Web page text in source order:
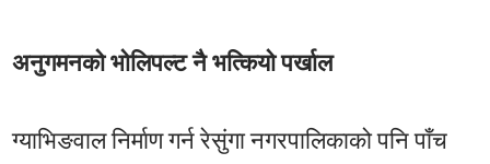
अनुगमनको भोलिपल्ट नै भत्कियो पर्खाल
ग्याभिङवाल निर्माण गर्न रेसुंगा नगरपालिकाको पनि पाँच